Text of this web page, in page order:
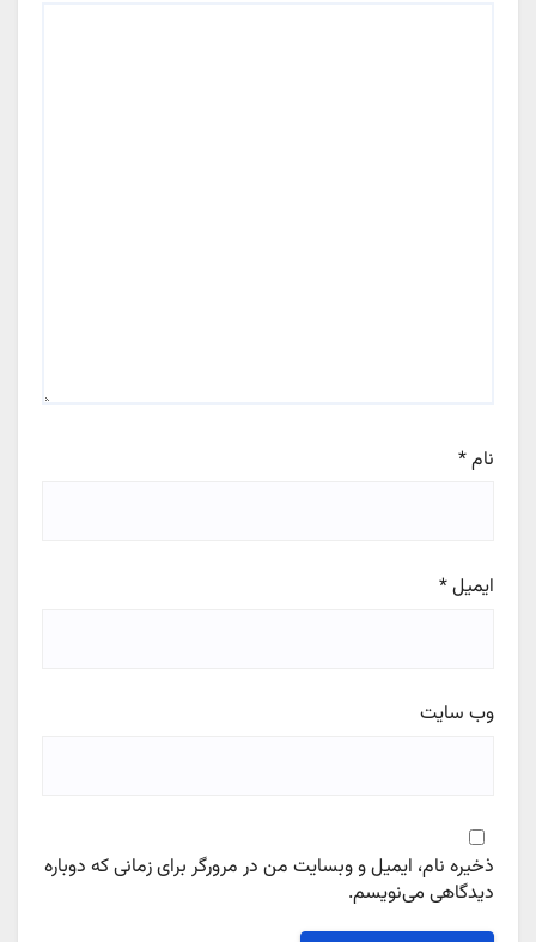
نام*
ایمیل*
وب‌ سایت
ذخیره نام، ایمیل و وبسایت من در مرورگر برای زمانی که دوباره
دیدگاهی می‌نویسم.